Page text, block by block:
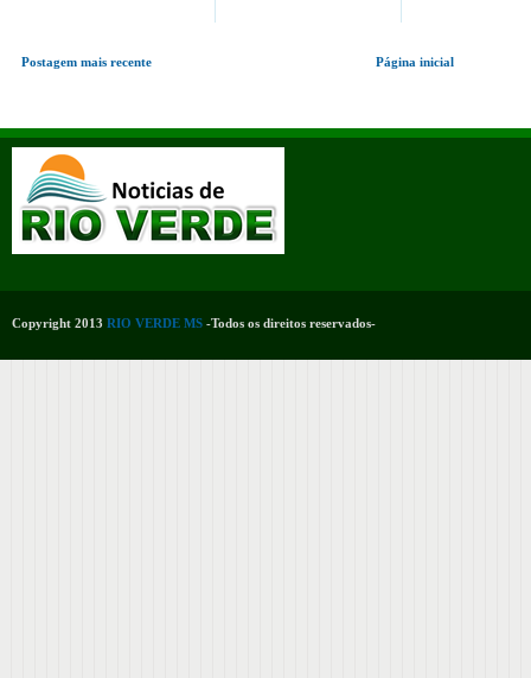
Postagem mais recente Página inicial
Copyright 2013 RIO VERDE MS -Todos os direitos reservados-